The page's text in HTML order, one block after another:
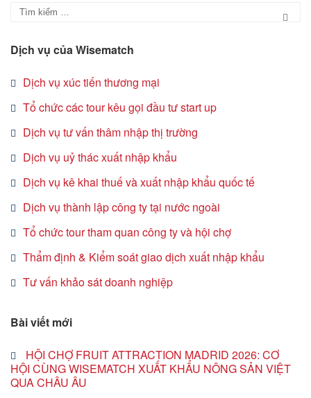
Dịch vụ của Wisematch
Dịch vụ xúc tiến thương mại
Tổ chức các tour kêu gọi đầu tư start up
Dịch vụ tư vấn thâm nhập thị trường
Dịch vụ uỷ thác xuất nhập khẩu
Dịch vụ kê khai thuế và xuất nhập khẩu quốc tế
Dịch vụ thành lập công ty tại nước ngoài
Tổ chức tour tham quan công ty và hội chợ
Thẩm định & Kiểm soát giao dịch xuất nhập khẩu
Tư vấn khảo sát doanh nghiệp
Bài viết mới
HỘI CHỢ FRUIT ATTRACTION MADRID 2026: CƠ
HỘI CÙNG WISEMATCH XUẤT KHẨU NÔNG SẢN VIỆT
QUA CHÂU ÂU